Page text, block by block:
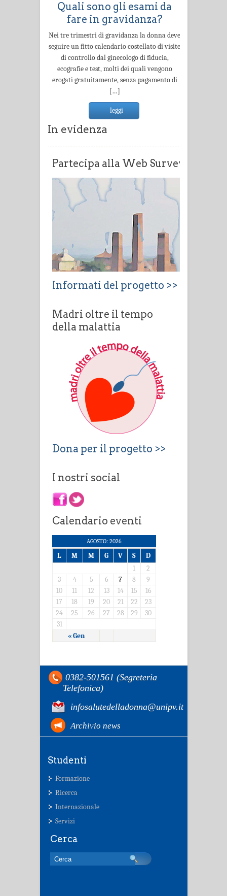
Quali sono gli esami da
fare in gravidanza?
Nei tre trimestri di gravidanza la donna deve
seguire un fitto calendario costellato di visite
di controllo dal ginecologo di fiducia,
ecografie e test, molti dei quali vengono
erogati gratuitamente, senza pagamento di
[…]
leggi
In evidenza
Partecipa alla Web Survey
Informati del progetto >>
Madri oltre il tempo
della malattia
Dona per il progetto >>
I nostri social
Calendario eventi
AGOSTO: 2026
L M M G V S D
« Gen
1
2
3
4 5 6 7 8
9
10
11 12 13 14 15
16
17
18 19 20 21 22
23
24
25 26 27 28 29
30
31
0382-501561 (Segreteria
Telefonica)
infosalutedelladonna@unipv.it
Archivio news
Studenti
Formazione
Ricerca
Internazionale
Servizi
Cerca